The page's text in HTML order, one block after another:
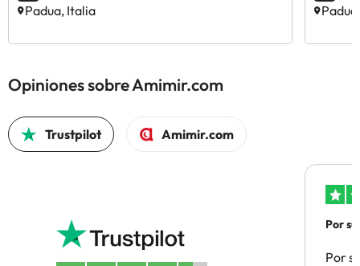
Padua, Italia
Opiniones sobre Amimir.com
Trustpilot Amimir.com
Por
Por